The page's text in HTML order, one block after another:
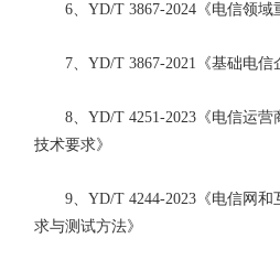
6、YD/T 3867-2024《电信领域
7、YD/T 3867-2021《基础电信
8、YD/T 4251-2023《电信运
技术要求》
9、YD/T 4244-2023《电信网
求与测试方法》